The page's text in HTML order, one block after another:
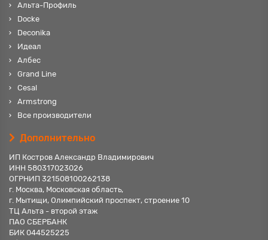
Альта-Профиль
Docke
Deconika
Идеал
Албес
Grand Line
Cesal
Armstrong
Все производители
Дополнительно
ИП Костров Александр Владимирович
ИНН 580317023026
ОГРНИП 321508100262138
г. Москва, Московская область,
г. Мытищи, Олимпийский проспект, строение 10
ТЦ Альта - второй этаж
ПАО СБЕРБАНК
БИК 044525225